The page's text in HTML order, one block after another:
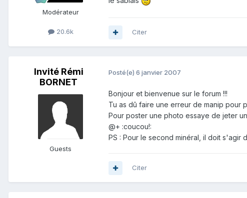
Modérateur
20.6k Citer
Invité Rémi
BORNET
Guests
Posté(e) 6 janvier 2007
Bonjour et bienvenue sur le forum !!!
Tu as dû faire une erreur de manip pour
Pour poster une photo essaye de jeter
@+ :coucou!:
PS : Pour le second minéral, il doit s'agir
Citer